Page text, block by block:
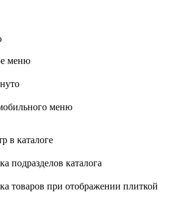
меню
меню
в каталоге
подразделов каталога
товаров при отображении плиткой